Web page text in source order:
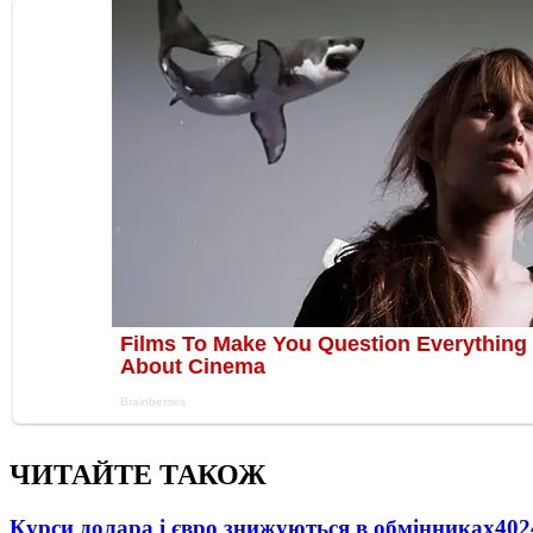
ЧИТАЙТЕ ТАКОЖ
Курси долара і євро знижуються в обмінниках